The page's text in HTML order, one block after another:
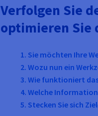
Verfolgen Sie
optimieren Sie
1. Sie möchten Ihre
2. Wozu nun ein
3. Wie funktioniert
4. Welche
5. Stecken Sie sich